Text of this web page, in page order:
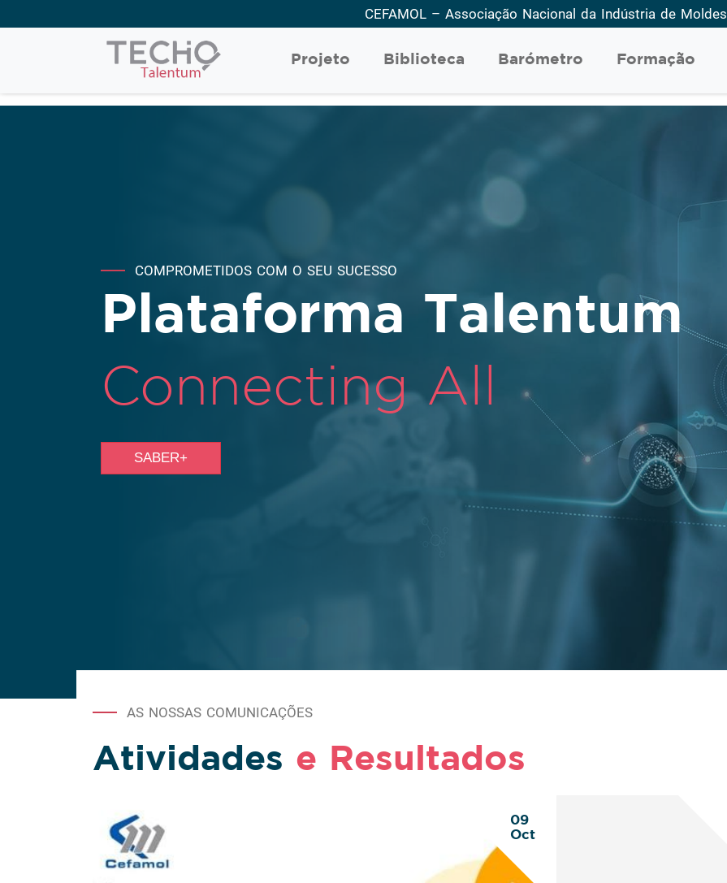
CEFAMOL – Associação Nacional da Indústria de Moldes
Projeto Biblioteca Barómetro Formação
COMPROMETIDOS COM O SEU SUCESSO
Plataforma Talentum
Connecting All
SABER+
AS NOSSAS COMUNICAÇÕES
Atividades e Resultados
09
Oct